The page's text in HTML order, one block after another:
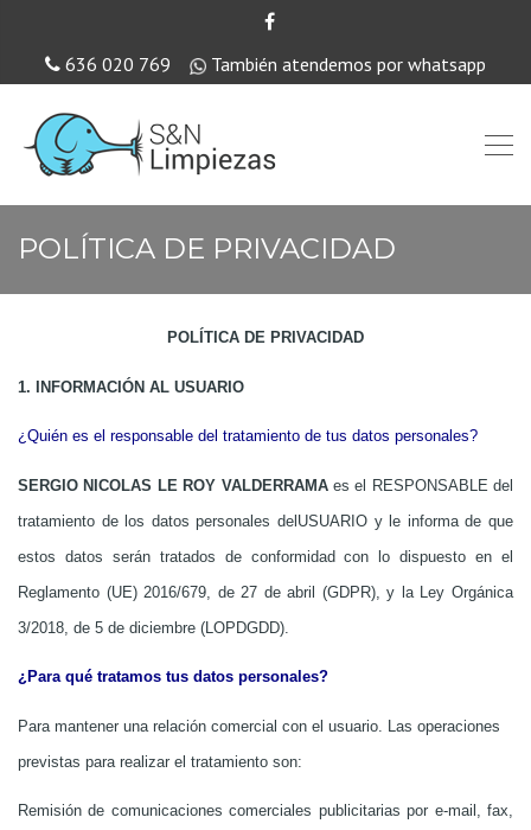
636 020 769 También atendemos por whatsapp
POLÍTICA DE PRIVACIDAD
POLÍTICA DE PRIVACIDAD
1. INFORMACIÓN AL USUARIO
¿Quién es el responsable del tratamiento de tus datos personales?
SERGIO NICOLAS LE ROY VALDERRAMA es el RESPONSABLE del
tratamiento de los datos personales delUSUARIO y le informa de que
estos datos serán tratados de conformidad con lo dispuesto en el
Reglamento (UE) 2016/679, de 27 de abril (GDPR), y la Ley Orgánica
3/2018, de 5 de diciembre (LOPDGDD).
¿Para qué tratamos tus datos personales?
Para mantener una relación comercial con el usuario. Las operaciones
previstas para realizar el tratamiento son:
Remisión de comunicaciones comerciales publicitarias por e-mail, fax,